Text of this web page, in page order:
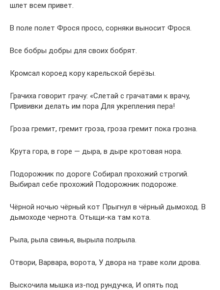
шлет всем привет.
В поле полет Фрося просо, сорняки выносит Фрося.
Все бобры добры для своих бобрят.
Кромсал короед кору карельской берёзы.
Грачиха говорит грачу: «Слетай с грачатами к врачу,
Прививки делать им пора Для укрепления пера!
Гроза гремит, гремит гроза, гроза гремит пока грозна.
Крута гора, в горе — дыра, в дыре кротовая нора.
Подорожник по дороге Собирал прохожий строгий.
Выбирал себе прохожий Подорожник подороже.
Чёрной ночью чёрный кот Прыгнул в чёрный дымоход. В
дымоходе чернота. Отыщи-ка там кота.
Рыла, рыла свинья, вырыла полрыла.
Отвори, Варвара, ворота, У двора на траве коли дрова.
Выскочила мышка из-под рундучка, И опять под